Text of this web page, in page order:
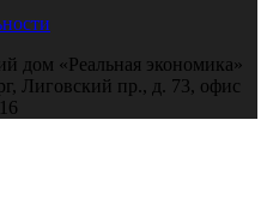
дом «Реальная экономика»
Лиговский пр., д. 73, офис